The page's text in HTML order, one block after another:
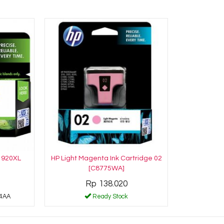
HP Light Magenta Ink Cartridge 02
[C8775WA]
Rp 138.020
Ready Stock